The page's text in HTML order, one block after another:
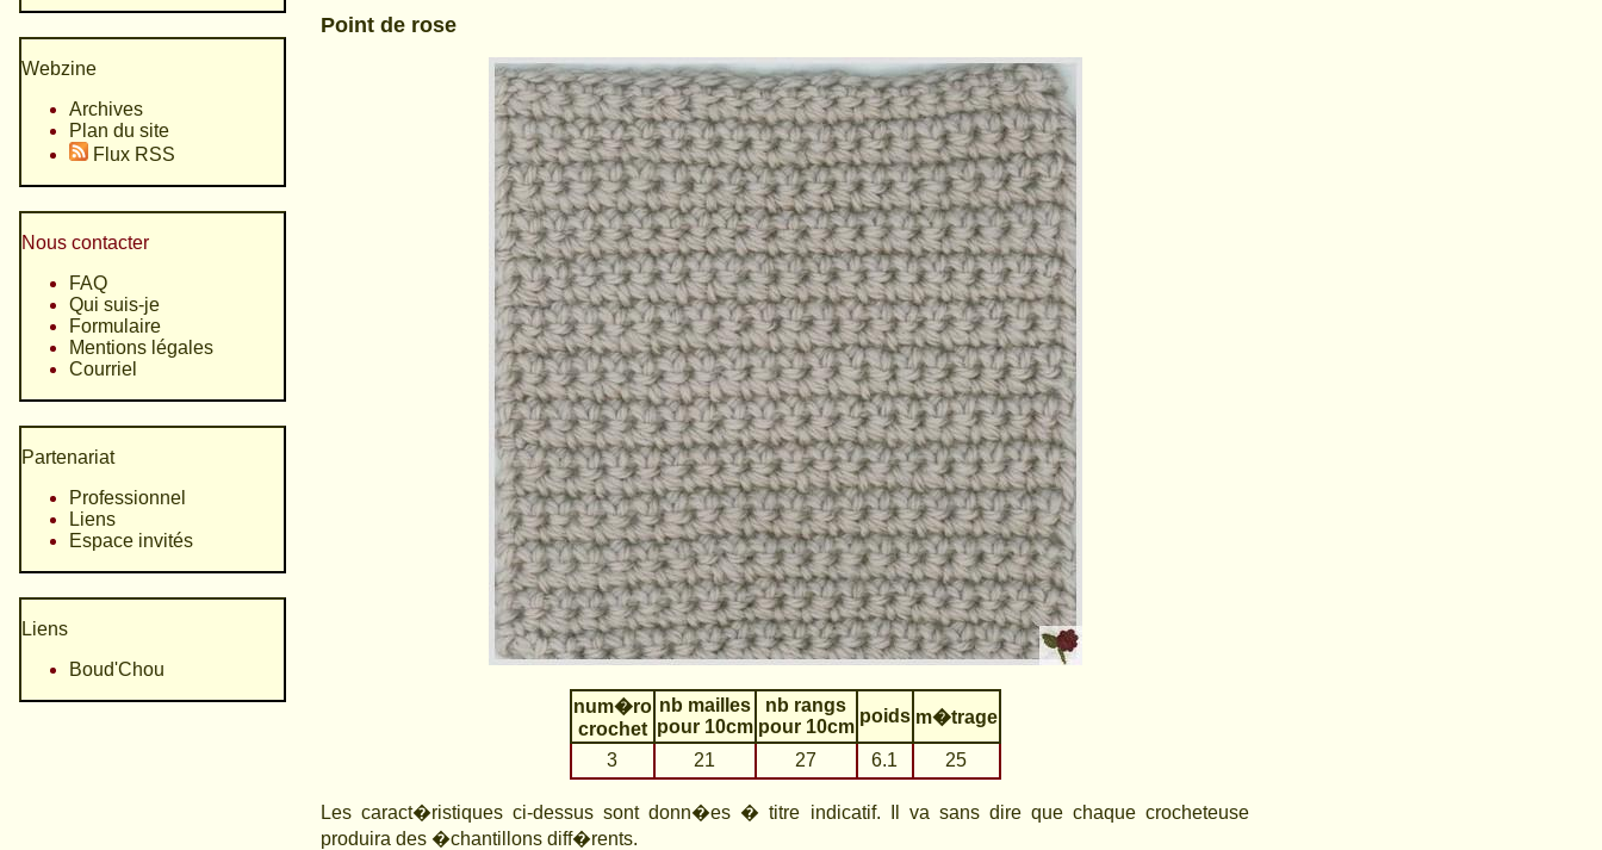
Webzine
Archives
Plan du site
Flux RSS
Nous contacter
FAQ
Qui suis-je
Formulaire
Mentions légales
Courriel
Partenariat
Professionnel
Liens
Espace invités
Liens
Boud'Chou
Point de rose
num�ro
crochet
nb mailles
pour 10cm
nb rangs
pour 10cm
poids m�trage
3 21 27 6.1 25
Les caract�ristiques ci-dessus sont donn�es � titre indicatif. Il va sans dire que chaque crocheteuse
produira des �chantillons diff�rents.